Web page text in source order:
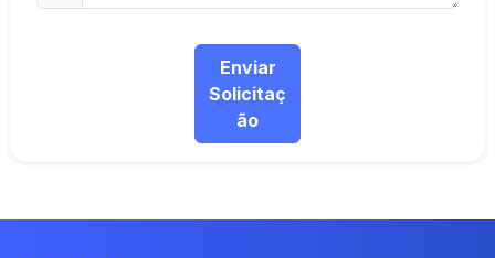
Enviar
Solicitaç
ão